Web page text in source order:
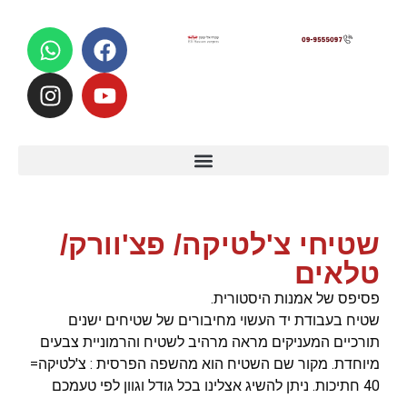
שטיחי צ'לטיקה/ פצ'וורק/
טלאים
פסיפס של אמנות היסטורית.
שטיח בעבודת יד העשוי מחיבורים של שטיחים ישנים
תורכיים המעניקים מראה מרהיב לשטיח והרמוניית צבעים
מיוחדת. מקור שם השטיח הוא מהשפה הפרסית : צ'לטיקה=
40 חתיכות. ניתן להשיג אצלינו בכל גודל וגוון לפי טעמכם